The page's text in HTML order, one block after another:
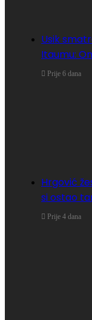
Usik
Itaumu:
Prije 6 dana
Hrgović
si ostao
Prije 4 dana